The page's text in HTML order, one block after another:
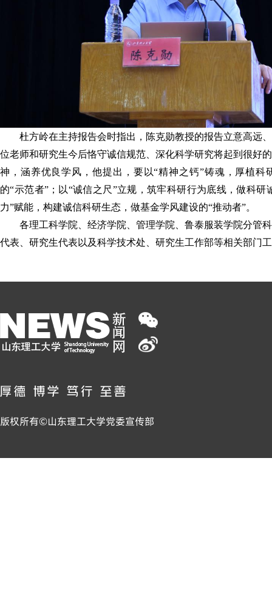
杜方岭在主持报告会时指出，陈克勋教授的报告立意高远
位老师和研究生今后恪守诚信规范、深化科学研究将起到很好
神，涵养优良学风，他提出，要以“精神之钙”铸魂，厚植科
的“示范者”；以“诚信之尺”立规，筑牢科研行为底线，做科研
力”赋能，构建诚信科研生态，做基金学风建设的“推动者”。
各理工科学院、经济学院、管理学院、鲁泰服装学院分管
代表、研究生代表以及科学技术处、研究生工作部等相关部门
版权所有©山东理工大学党委宣传部